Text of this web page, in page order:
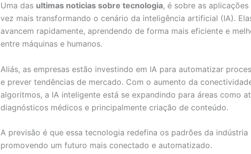
Uma das ultimas noticias sobre tecnologia, é sobre as
vez mais transformando o cenário da inteligência artificial (IA).
avancem rapidamente, aprendendo de forma mais eficiente e
entre máquinas e humanos.
Aliás, as empresas estão investindo em IA para automatizar
e prever tendências de mercado. Com o aumento da
algoritmos, a IA inteligente está se expandindo para áreas como
diagnósticos médicos e principalmente criação de conteúdo.
A previsão é que essa tecnologia redefina os padrões da indústria
promovendo um futuro mais conectado e automatizado.